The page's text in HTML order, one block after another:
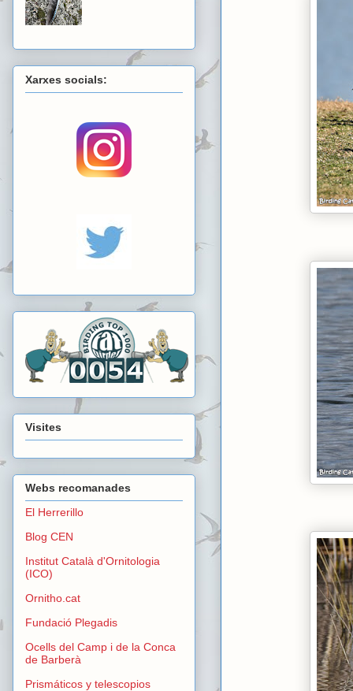
Xarxes socials:
Visites
Webs recomanades
El Herrerillo
Blog CEN
Institut Català d'Ornitologia
(ICO)
Ornitho.cat
Fundació Plegadis
Ocells del Camp i de la Conca
de Barberà
Prismáticos y telescopios